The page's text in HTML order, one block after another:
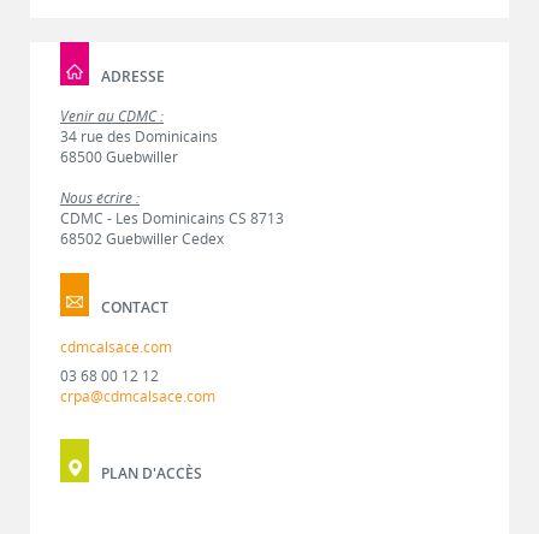
ADRESSE
Venir au CDMC :
34 rue des Dominicains
68500 Guebwiller
Nous écrire :
CDMC - Les Dominicains CS 8713
68502 Guebwiller Cedex
CONTACT
cdmcalsace.com
03 68 00 12 12
crpa@cdmcalsace.com
PLAN D'ACCÈS